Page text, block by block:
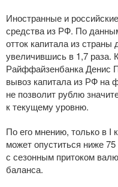
Иностранные и
средства из РФ. По
отток капитала из
увеличившись в 1,7 раза.
Райффайзенбанка Денис
вывоз капитала из РФ на
не позволит рублю
к текущему уровню.
По его мнению, только в I
может опуститься ниже
с сезонным притоком
баланса.